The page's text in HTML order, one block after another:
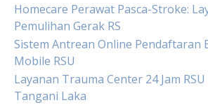
Homecare Perawat Pasca-Stroke:
Pemulihan Gerak RS
Sistem Antrean Online Pendaftaran
Mobile RSU
Layanan Trauma Center 24 Jam
Tangani Laka